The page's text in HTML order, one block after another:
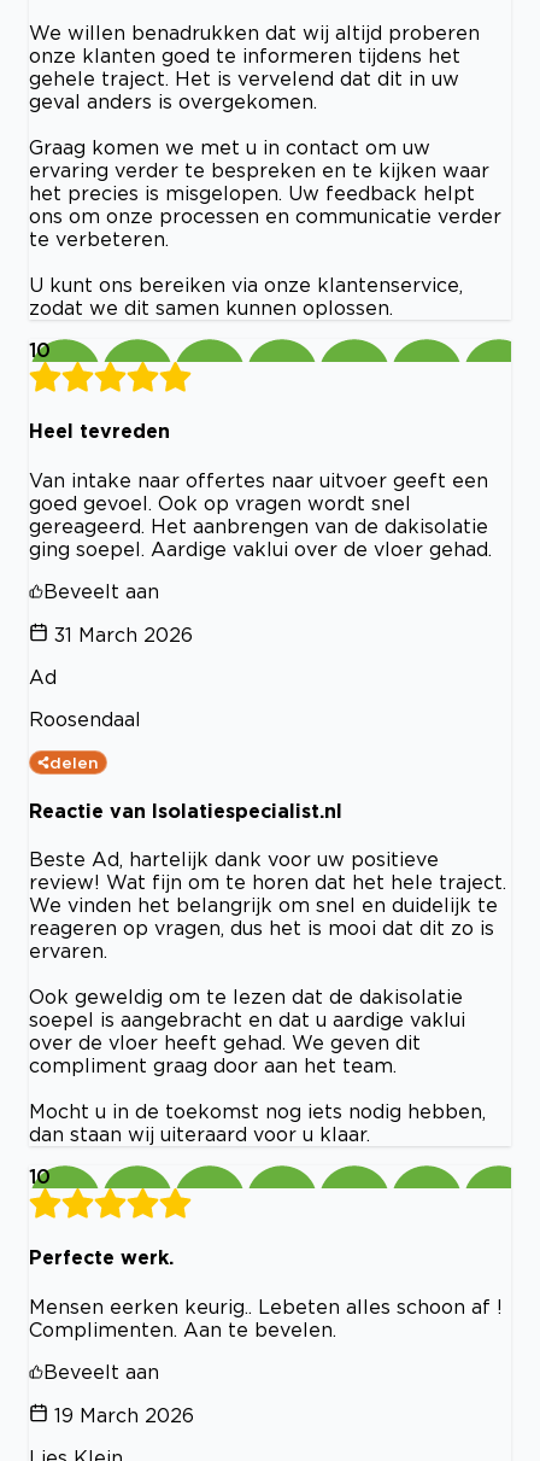
We willen benadrukken dat wij altijd proberen
onze klanten goed te informeren tijdens het
gehele traject. Het is vervelend dat dit in uw
geval anders is overgekomen.
Graag komen we met u in contact om uw
ervaring verder te bespreken en te kijken waar
het precies is misgelopen. Uw feedback helpt
ons om onze processen en communicatie verder
te verbeteren.
U kunt ons bereiken via onze klantenservice,
zodat we dit samen kunnen oplossen.
10
Heel tevreden
Van intake naar offertes naar uitvoer geeft een
goed gevoel. Ook op vragen wordt snel
gereageerd. Het aanbrengen van de dakisolatie
ging soepel. Aardige vaklui over de vloer gehad.
Beveelt aan
31 March 2026
Ad
Roosendaal
delen
Reactie van Isolatiespecialist.nl
Beste Ad, hartelijk dank voor uw positieve
review! Wat fijn om te horen dat het hele traject.
We vinden het belangrijk om snel en duidelijk te
reageren op vragen, dus het is mooi dat dit zo is
ervaren.
Ook geweldig om te lezen dat de dakisolatie
soepel is aangebracht en dat u aardige vaklui
over de vloer heeft gehad. We geven dit
compliment graag door aan het team.
Mocht u in de toekomst nog iets nodig hebben,
dan staan wij uiteraard voor u klaar.
10
Perfecte werk.
Mensen eerken keurig.. Lebeten alles schoon af !
Complimenten. Aan te bevelen.
Beveelt aan
19 March 2026